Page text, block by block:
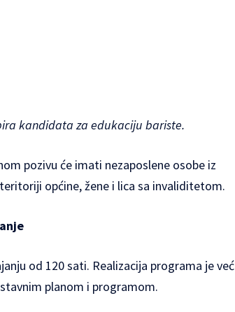
kandidata za edukaciju bariste.
pozivu će imati nezaposlene osobe iz
općine, žene i lica sa invaliditetom.
od 120 sati. Realizacija programa je već
planom i programom.